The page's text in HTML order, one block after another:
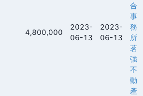
4,800,000
2023-
06-13
2023-
06-13
合
事
務
所
茗
強
不
動
產